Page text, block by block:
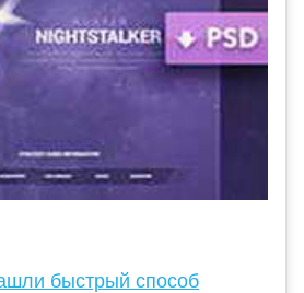
быстрый способ